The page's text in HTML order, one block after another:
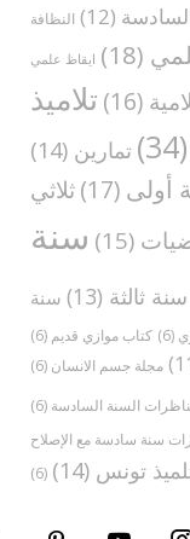
(12)
النظافة
(18) ايقاظ علمي
(16)
تلاميذ
(34) تمارين (14)
أولى (17)
ثلاثي
(15)
سنة
سنة ثالثة (13)
سنة
(6) كتاب موازي قديم (6)
مجلة جسم الانسان (6)
السنة السادسة (6)
(6)
تونس (14)